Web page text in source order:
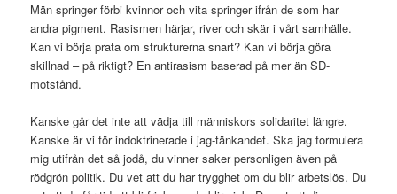
Män springer förbi kvinnor och vita springer ifrån de som har
andra pigment. Rasismen härjar, river och skär i vårt samhälle.
Kan vi börja prata om strukturerna snart? Kan vi börja göra
skillnad – på riktigt? En antirasism baserad på mer än SD-
motstånd.
Kanske går det inte att vädja till människors solidaritet längre.
Kanske är vi för indoktrinerade i jag-tänkandet. Ska jag formulera
mig utifrån det så jodå, du vinner saker personligen även på
rödgrön politik. Du vet att du har trygghet om du blir arbetslös. Du